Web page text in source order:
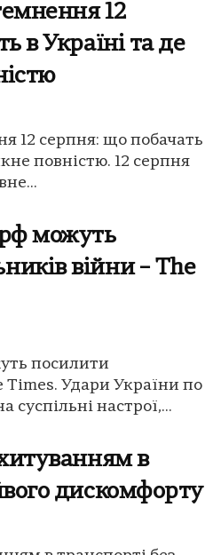
12
в Україні та де
12 серпня: що побачать
повністю. 12 серпня
можуть
війни – The
посилити
Times. Удари України по
суспільні настрої,...
в
дискомфорту